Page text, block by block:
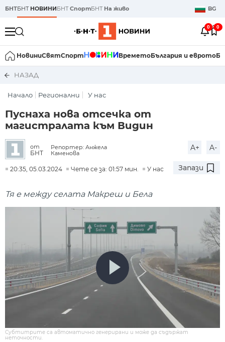
БНТБНТ НОВИНИБНТСпортБНТ На живо BG
0 0
НовиниСвятСпорт ВреметоБългария и еврото
НАЗАД
Начало Регионални У нас
Пуснаха нова отсечка от
магистралата към Видин
от
БНТ
Репортер: Анжела
Каменова
A+ A-
20:35, 05.03.2024 Чете се за: 01:57 мин. У нас Запази
Тя е между селата Макреш и Бела
Субтитрите са автоматично генерирани и може да съдържат
неточности.